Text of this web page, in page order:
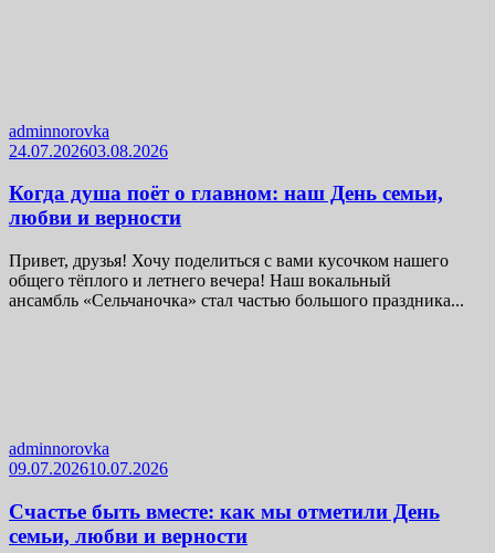
adminnorovka
24.07.202603.08.2026
Когда душа поёт о главном: наш День семьи,
любви и верности
Привет, друзья! Хочу поделиться с вами кусочком нашего
общего тёплого и летнего вечера! Наш вокальный
ансамбль «Сельчаночка» стал частью большого праздника...
adminnorovka
09.07.202610.07.2026
Счастье быть вместе: как мы отметили День
семьи, любви и верности